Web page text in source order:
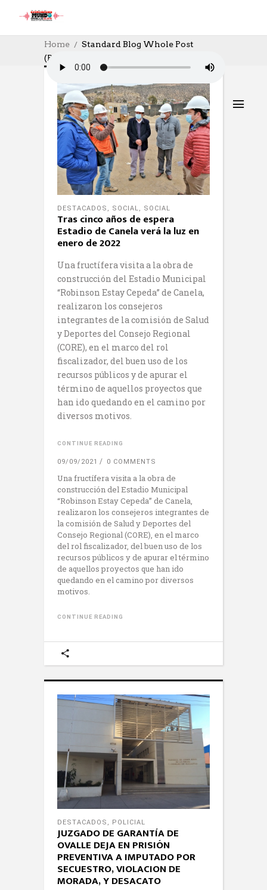
Home
Standard Blog Whole Post
(Page 286)
DESTACADOS , SOCIAL, SOCIAL
Tras cinco años de espera
Estadio de Canela verá la luz en
enero de 2022
Una fructífera visita a la obra de
construcción del Estadio Municipal
“Robinson Estay Cepeda” de Canela,
realizaron los consejeros
integrantes de la comisión de Salud
y Deportes del Consejo Regional
(CORE), en el marco del rol
fiscalizador, del buen uso de los
recursos públicos y de apurar el
término de aquellos proyectos que
han ido quedando en el camino por
diversos motivos.
CONTINUE READING
09/09/2021 0 COMMENTS
Una fructífera visita a la obra de
construcción del Estadio Municipal
“Robinson Estay Cepeda” de Canela,
realizaron los consejeros integrantes de
la comisión de Salud y Deportes del
Consejo Regional (CORE), en el marco
del rol fiscalizador, del buen uso de los
recursos públicos y de apurar el término
de aquellos proyectos que han ido
quedando en el camino por diversos
motivos.
CONTINUE READING
DESTACADOS , POLICIAL
JUZGADO DE GARANTÍA DE
OVALLE DEJA EN PRISIÓN
PREVENTIVA A IMPUTADO POR
SECUESTRO, VIOLACION DE
MORADA, Y DESACATO